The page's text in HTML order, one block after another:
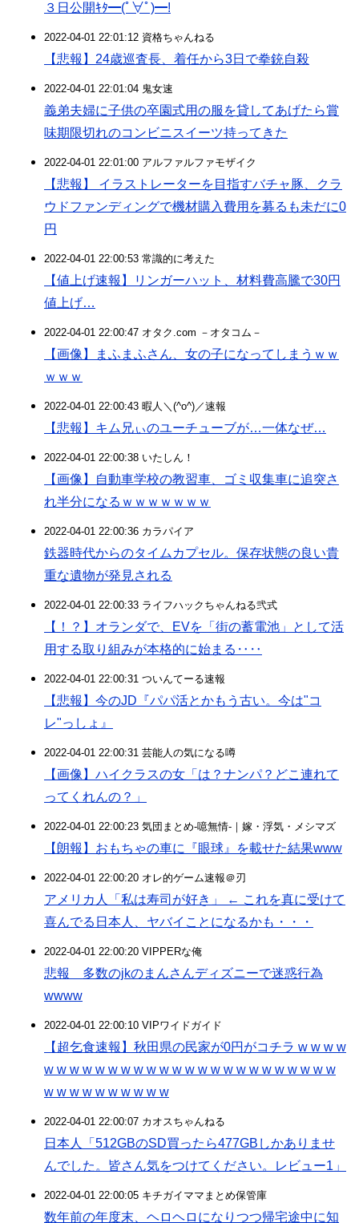
３日公開ｷﾀ━(ﾟ∀ﾟ)━!
2022-04-01 22:01:12 資格ちゃんねる
【悲報】24歳巡査長、着任から3日で拳銃自殺
2022-04-01 22:01:04 鬼女速
義弟夫婦に子供の卒園式用の服を貸してあげたら賞
味期限切れのコンビニスイーツ持ってきた
2022-04-01 22:01:00 アルファルファモザイク
【悲報】 イラストレーターを目指すバチャ豚、クラ
ウドファンディングで機材購入費用を募るも未だに0
円
2022-04-01 22:00:53 常識的に考えた
【値上げ速報】リンガーハット、材料費高騰で30円
値上げ…
2022-04-01 22:00:47 オタク.com －オタコム－
【画像】まふまふさん、女の子になってしまうｗｗ
ｗｗｗ
2022-04-01 22:00:43 暇人＼(^o^)／速報
【悲報】キム兄ぃのユーチューブが…一体なぜ…
2022-04-01 22:00:38 いたしん！
【画像】自動車学校の教習車、ゴミ収集車に追突さ
れ半分になるｗｗｗｗｗｗｗ
2022-04-01 22:00:36 カラパイア
鉄器時代からのタイムカプセル。保存状態の良い貴
重な遺物が発見される
2022-04-01 22:00:33 ライフハックちゃんねる弐式
【！？】オランダで、EVを「街の蓄電池」として活
用する取り組みが本格的に始まる‥‥
2022-04-01 22:00:31 ついんてーる速報
【悲報】今のJD『パパ活とかもう古い。今は"コ
レ"っしょ』
2022-04-01 22:00:31 芸能人の気になる噂
【画像】ハイクラスの女「は？ナンパ？どこ連れて
ってくれんの？」
2022-04-01 22:00:23 気団まとめ-噫無情-｜嫁・浮気・メシマズ
【朗報】おもちゃの車に『眼球』を載せた結果www
2022-04-01 22:00:20 オレ的ゲーム速報＠刃
アメリカ人「私は寿司が好き」 ← これを真に受けて
喜んでる日本人、ヤバイことになるかも・・・
2022-04-01 22:00:20 VIPPERな俺
悲報 多数のjkのまんさんディズニーで迷惑行為
wwww
2022-04-01 22:00:10 VIPワイドガイド
【超乞食速報】秋田県の民家が0円がコチラ w w w w
w w w w w w w w w w w w w w w w w w w w w w w
w w w w w w w w w w
2022-04-01 22:00:07 カオスちゃんねる
日本人「512GBのSD買ったら477GBしかありませ
んでした。皆さん気をつけてください。レビュー1」
2022-04-01 22:00:05 キチガイママまとめ保管庫
数年前の年度末、ヘロヘロになりつつ帰宅途中に知